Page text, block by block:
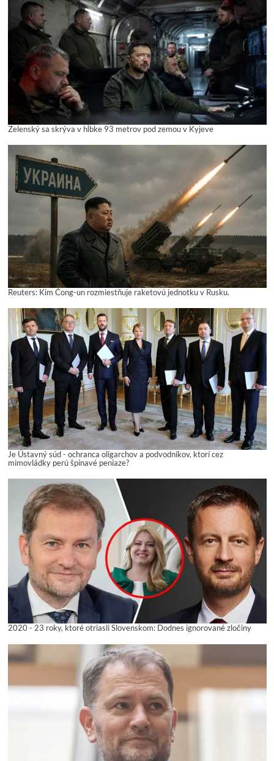
Zelenský sa skrýva v hĺbke 93 metrov pod zemou v Kyjeve
Reuters: Kim Čong-un rozmiestňuje raketovú jednotku v Rusku.
Je Ústavný súd - ochranca oligarchov a podvodníkov, ktorí cez
mimovládky perú špinavé peniaze?
2020 - 23 roky, ktoré otriasli Slovenskom: Dodnes ignorované zločiny